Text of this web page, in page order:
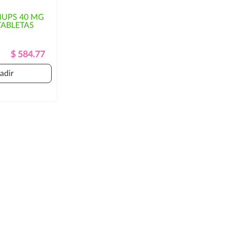
40 MG
Precio
Regular
Precio
$ 584.77